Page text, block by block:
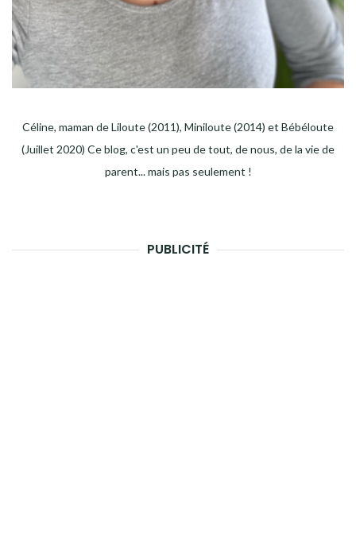
Céline, maman de Liloute (2011), Miniloute (2014) et Bébéloute
(Juillet 2020) Ce blog, c'est un peu de tout, de nous, de la vie de
parent... mais pas seulement !
PUBLICITÉ